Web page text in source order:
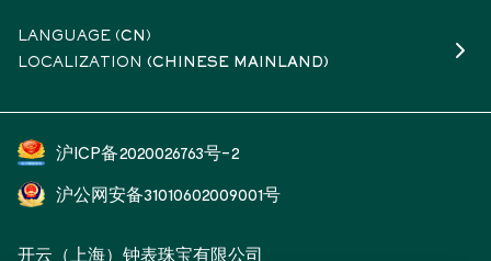
LANGUAGE (CN )
LOCALIZATION (CHINESE MAINLAND)
沪ICP备2020026763号-2
沪公网安备31010602009001号
开云（上海）钟表珠宝有限公司